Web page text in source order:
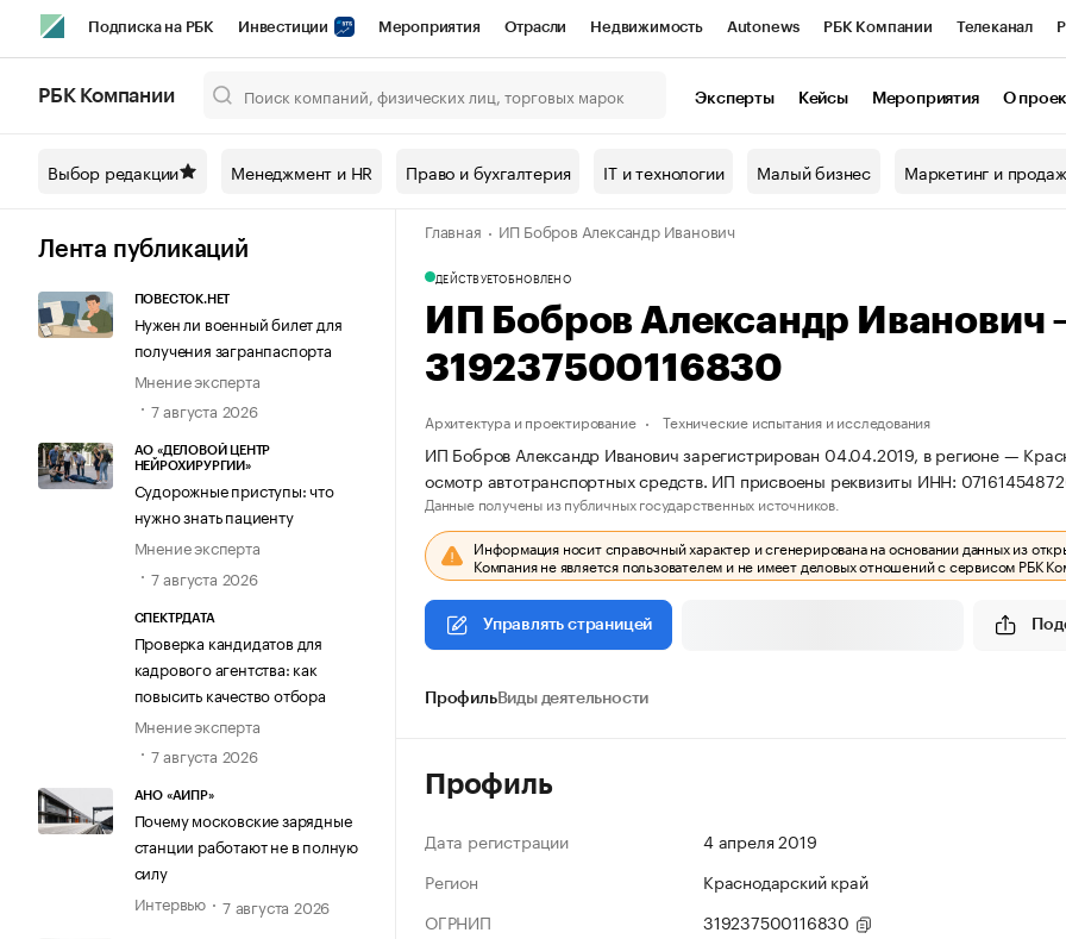
Подписка на РБК Инвестиции Мероприятия Отрасли Недвижимость Autonews РБК Компании Телеканал
Спецпроекты СПб Конференции СПб Спецпроекты Проверка контрагентов
Технологии и медиа Рынок наличной валюты
РБК Компании Эксперты Кейсы Мероприятия О
Выбор редакции Менеджмент и HR Право и бухгалтерия IT и технологии Малый бизнес Маркетинг и
Лента публикаций
ПОВЕСТОК.НЕТ
Нужен ли военный билет для
получения загранпаспорта
Мнение эксперта
7 августа 2026
АО «ДЕЛОВОЙ ЦЕНТР
НЕЙРОХИРУРГИИ»
Судорожные приступы: что
нужно знать пациенту
Мнение эксперта
7 августа 2026
СПЕКТРДАТА
Проверка кандидатов для
кадрового агентства: как
повысить качество отбора
Мнение эксперта
7 августа 2026
АНО «АИПР»
Почему московские зарядные
станции работают не в полную
силу
Интервью
7 августа 2026
Главная ИП Бобров Александр Иванович
ДЕЙСТВУЕТОБНОВЛЕНО
ИП Бобров Александр
319237500116830
Архитектура и проектирование Технические испытания и исследования
ИП Бобров Александр Иванович зарегистрирован 04.04.2019, в регионе —
осмотр автотранспортных средств. ИП присвоены реквизиты ИНН:
Данные получены из публичных государственных источников.
Информация носит справочный характер и сгенерирована на основании данных из
Компания не является пользователем и не имеет деловых отношений с сервисом РБК
Управлять страницей
ПрофильВиды деятельности
Профиль
Дата регистрации
4 апреля 2019
Регион
Краснодарский край
ОГРНИП
319237500116830